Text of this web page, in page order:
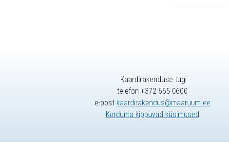
Kaardirakenduse tugi
telefon +372 665 0600
e-post kaardirakendus@maaruum.ee
Korduma kippuvad küsimused